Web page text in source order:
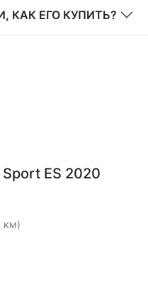
КАК ЕГО КУПИТЬ?
ES 2020
км)